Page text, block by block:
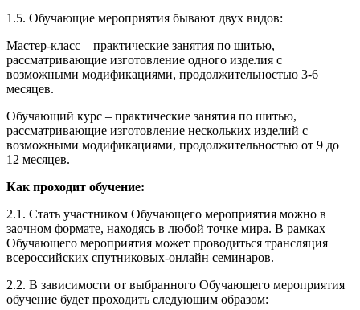
1.5. Обучающие мероприятия бывают двух видов:
Мастер-класс – практические занятия по шитью,
рассматривающие изготовление одного изделия с
возможными модификациями, продолжительностью 3-6
месяцев.
Обучающий курс – практические занятия по шитью,
рассматривающие изготовление нескольких изделий с
возможными модификациями, продолжительностью от 9 до
12 месяцев.
Как проходит обучение:
2.1. Стать участником Обучающего мероприятия можно в
заочном формате, находясь в любой точке мира. В рамках
Обучающего мероприятия может проводиться трансляция
всероссийских спутниковых-онлайн семинаров.
2.2. В зависимости от выбранного Обучающего мероприятия
обучение будет проходить следующим образом: